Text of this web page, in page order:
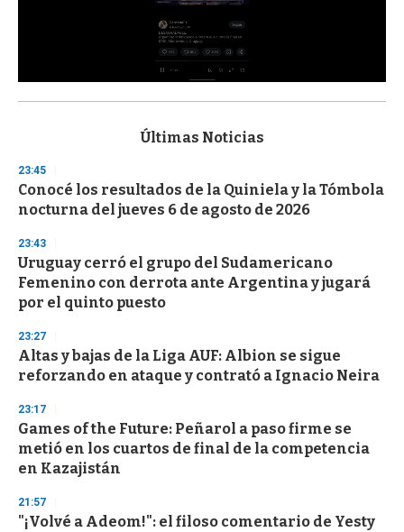
s
d
s
o
f
3
s
e
c
o
d
s
Últimas Noticias
23:45
Conocé los resultados de la Quiniela y la Tómbola
nocturna del jueves 6 de agosto de 2026
23:43
Uruguay cerró el grupo del Sudamericano
Femenino con derrota ante Argentina y jugará
por el quinto puesto
23:27
Altas y bajas de la Liga AUF: Albion se sigue
reforzando en ataque y contrató a Ignacio Neira
23:17
Games of the Future: Peñarol a paso firme se
metió en los cuartos de final de la competencia
en Kazajistán
21:57
"¡Volvé a Adeom!": el filoso comentario de Yesty